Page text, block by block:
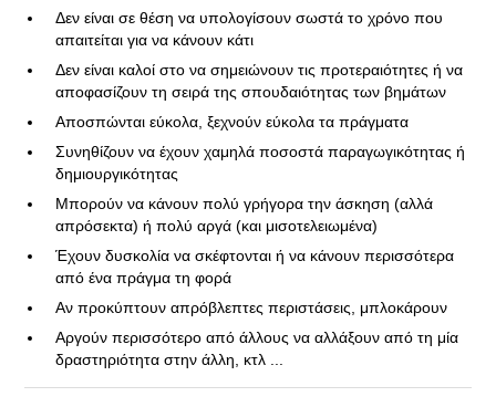
Δεν είναι σε θέση να υπολογίσουν σωστά το χρόνο που
απαιτείται για να κάνουν κάτι
Δεν είναι καλοί στο να σημειώνουν τις προτεραιότητες ή να
αποφασίζουν τη σειρά της σπουδαιότητας των βημάτων
Αποσπώνται εύκολα, ξεχνούν εύκολα τα πράγματα
Συνηθίζουν να έχουν χαμηλά ποσοστά παραγωγικότητας ή
δημιουργικότητας
Μπορούν να κάνουν πολύ γρήγορα την άσκηση (αλλά
απρόσεκτα) ή πολύ αργά (και μισοτελειωμένα)
Έχουν δυσκολία να σκέφτονται ή να κάνουν περισσότερα
από ένα πράγμα τη φορά
Αν προκύπτουν απρόβλεπτες περιστάσεις, μπλοκάρουν
Αργούν περισσότερο από άλλους να αλλάξουν από τη μία
δραστηριότητα στην άλλη, κτλ ...